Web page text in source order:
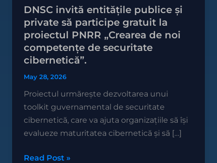
DNSC invită entitățile publice și
private să participe gratuit la
proiectul PNRR „Crearea de noi
competențe de securitate
cibernetică”.
May 28, 2026
Proiectul urmărește dezvoltarea unui
toolkit guvernamental de securitate
cibernetică, care va ajuta organizațiile să își
evalueze maturitatea cibernetică și să […]
DNSC
invită
entitățile
publice
și
private
PNRR
Read Post »